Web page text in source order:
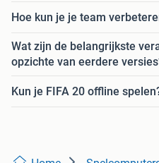
Hoe kun je je team
Wat zijn de belangrijkste
opzichte van eerdere
Kun je FIFA 20 offline